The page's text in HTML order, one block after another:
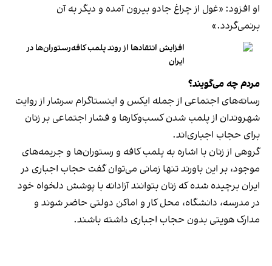
او افزود: «غول از چراغ جادو بیرون آمده و دیگر به آن
برنمی‎‌گردد.»
افزایش انتقادها از روند پلمب کافه‌رستوران‌ها در
ایران
مردم چه می‌گویند؟
رسانه‎‌های اجتماعی از جمله ایکس و اینستاگرام سرشار از روایت
شهروندان از پلمب شدن کسب‌وکارها و فشار اجتماعی بر زنان
برای حجاب اجباری‌اند.
گروهی از زنان با اشاره به پلمب کافه و رستوران‌ها و جریمه‌های
موجود، بر این باورند تنها زمانی می‌توان گفت حجاب اجباری در
ایران برچیده شده که زنان بتوانند آزادانه با پوشش دلخواه خود
در مدرسه، دانشگاه، محل کار و اماکن دولتی حاضر شوند و
مدارک هویتی بدون حجاب اجباری داشته باشند.